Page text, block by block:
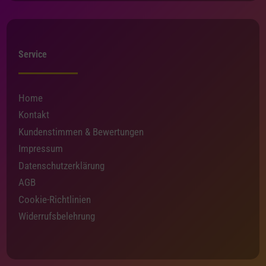
Service
Home
Kontakt
Kundenstimmen & Bewertungen
Impressum
Datenschutzerklärung
AGB
Cookie-Richtlinien
Widerrufsbelehrung